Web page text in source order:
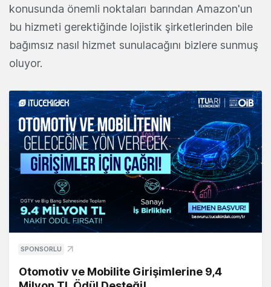
konusunda önemli noktaları barından Amazon'un
bu hizmeti gerektiğinde lojistik şirketlerinden bile
bağımsız nasıl hizmet sunulacağını bizlere sunmuş
oluyor.
SPONSORLU
Otomotiv ve Mobilite Girişimlerine 9,4